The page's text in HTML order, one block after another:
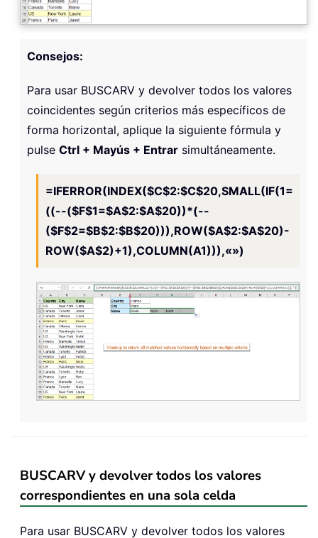
Consejos:
Para usar BUSCARV y devolver todos los valores
coincidentes según criterios más específicos de
forma horizontal, aplique la siguiente fórmula y
pulse Ctrl + Mayús + Entrar simultáneamente.
=IFERROR(INDEX($C$2:$C$20,SMALL(IF(1=
((--($F$1=$A$2:$A$20))*(--
($F$2=$B$2:$B$20))),ROW($A$2:$A$20)-
ROW($A$2)+1),COLUMN(A1))),«»)
BUSCARV y devolver todos los valores
correspondientes en una sola celda
Para usar BUSCARV y devolver todos los valores